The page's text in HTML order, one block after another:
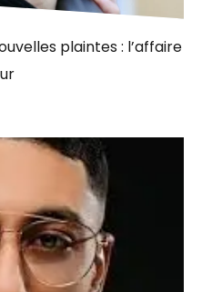
plaintes : l’affaire